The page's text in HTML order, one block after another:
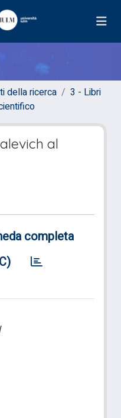
della ricerca
3 - Libri
al
completa